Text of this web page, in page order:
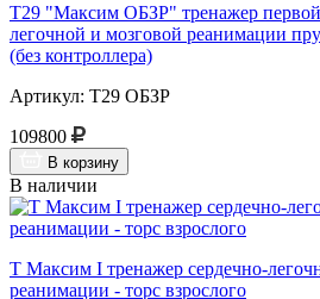
Т29 "Максим ОБЗР" тренажер
легочной и мозговой реанимации
(без контроллера)
Артикул: Т29 ОБЗР
109800
В корзину
В наличии
Т Максим I тренажер сердечно-
реанимации - торс взрослого